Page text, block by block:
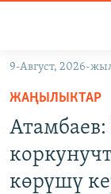
Навигацияга
өтүңүз
Издөөгө
салыңыз
КЫРГЫЗСТАН
УКРАИНА
9-Август, 2026-
ЖАҢЫЛЫКТАР
көрүшү